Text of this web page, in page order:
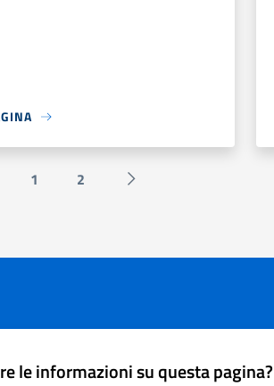
1 2
Successiva »
le informazioni su questa pagina?